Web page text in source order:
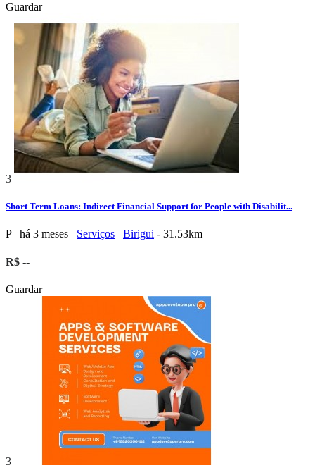
Guardar
3
Short Term Loans: Indirect Financial Support for People with Disabilit...
P há 3 meses Serviços Birigui - 31.53km
R$ --
Guardar
3